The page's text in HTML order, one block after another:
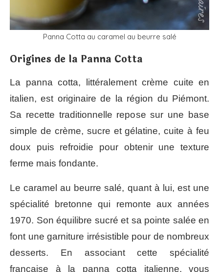
Panna Cotta au caramel au beurre salé
Origines de la Panna Cotta
La panna cotta, littéralement crème cuite en
italien, est originaire de la région du Piémont.
Sa recette traditionnelle repose sur une base
simple de crème, sucre et gélatine, cuite à feu
doux puis refroidie pour obtenir une texture
ferme mais fondante.
Le caramel au beurre salé, quant à lui, est une
spécialité bretonne qui remonte aux années
1970. Son équilibre sucré et sa pointe salée en
font une garniture irrésistible pour de nombreux
desserts. En associant cette spécialité
française à la panna cotta italienne, vous